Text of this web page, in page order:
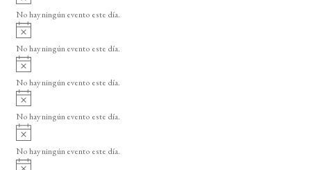
o
v
i
o
No hay ningún evento este día.
A
v
i
o
No hay ningún evento este día.
A
v
i
o
No hay ningún evento este día.
A
v
i
o
No hay ningún evento este día.
A
v
i
No hay ningún evento este día.
A